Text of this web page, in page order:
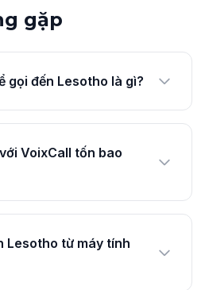
gặp
gọi đến Lesotho là gì?
VoixCall tốn bao
Lesotho từ máy tính